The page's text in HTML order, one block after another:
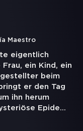
Maestro
eigentlich
ein Kind, ein
beim
er den Tag
ihn herum
Epide...